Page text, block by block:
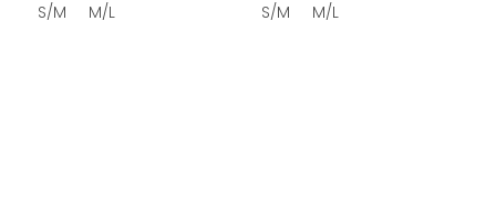
S/M M/L S/M M/L